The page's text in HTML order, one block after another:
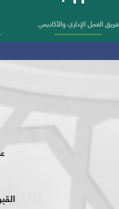
فريق العمل الإداري والأكاديمي